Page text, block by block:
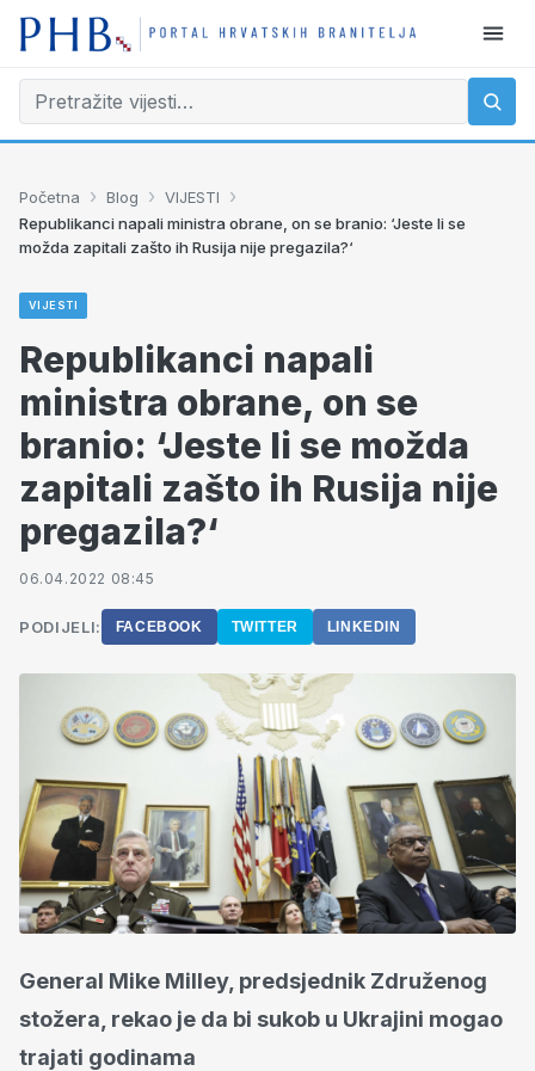
Početna › Blog › VIJESTI ›
Republikanci napali ministra obrane, on se branio: ‘Jeste li se
možda zapitali zašto ih Rusija nije pregazila?‘
VIJESTI
Republikanci napali
ministra obrane, on se
branio: ‘Jeste li se možda
zapitali zašto ih Rusija nije
pregazila?‘
06.04.2022 08:45
PODIJELI: FACEBOOK TWITTER LINKEDIN
General Mike Milley, predsjednik Združenog
stožera, rekao je da bi sukob u Ukrajini mogao
trajati godinama